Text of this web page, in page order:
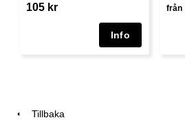
105 kr från
Tillbaka